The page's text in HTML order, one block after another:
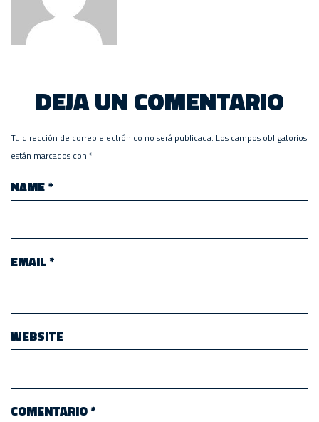
DEJA UN COMENTARIO
Tu dirección de correo electrónico no será publicada. Los campos obligatorios
están marcados con *
NAME*
EMAIL*
WEBSITE
COMENTARIO*